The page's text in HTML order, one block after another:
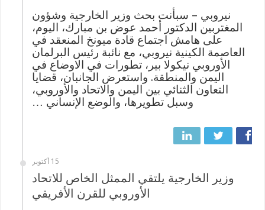
نيروبي – سبأنت بحث وزير الخارجية وشؤون
المغتربين الدكتور أحمد عوض بن مبارك، اليوم،
على هامش اجتماع قادة ميونخ المنعقد في
العاصمة الكينية نيروبي، مع نائبة رئيس البرلمان
الأوروبي نيكولا بير، تطورات في الاوضاع في
اليمن والمنطقة. واستعرض الجانبان، قضايا
التعاون الثنائي بين اليمن والاتحاد والأوروبي،
وسبل تطويرها، والوضع الإنساني …
15 أكتوبر
وزير الخارجية يلتقي الممثل الخاص للاتحاد
الأوروبي للقرن الأفريقي